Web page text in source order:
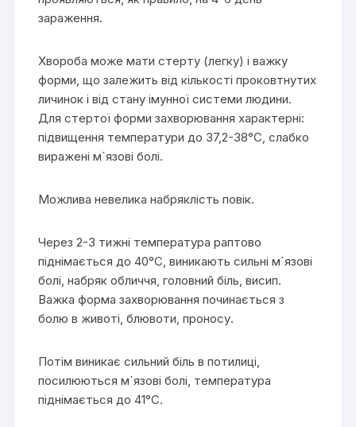
зараження.
Хвороба може мати стерту (легку) і важку
форми, що залежить від кількості проковтнутих
личинок і від стану імунної системи людини.
Для стертої форми захворювання характерні:
підвищення температури до 37,2-38°С, слабко
виражені м`язові болі.
Можлива невелика набряклість повік.
Через 2-3 тижні температура раптово
піднімається до 40°С, виникають сильні м`язові
болі, набряк обличчя, головний біль, висип.
Важка форма захворювання починається з
болю в животі, блювоти, проносу.
Потім виникає сильний біль в потилиці,
посилюються м`язові болі, температура
піднімається до 41°С.